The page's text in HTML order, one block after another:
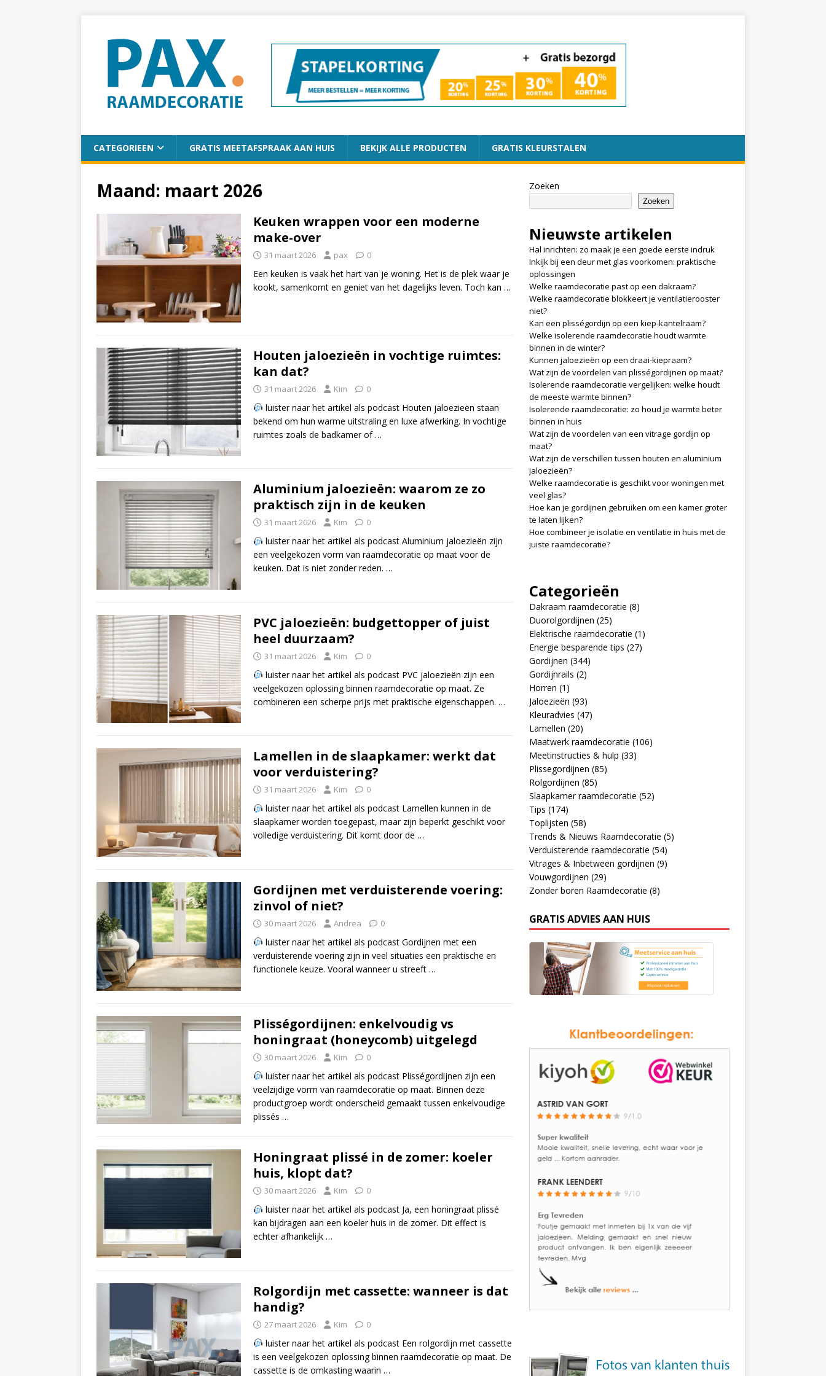
CATEGORIEEN GRATIS MEETAFSPRAAK AAN HUIS BEKIJK ALLE PRODUCTEN GRATIS KLEURSTALEN
Maand: maart 2026
Keuken wrappen voor een moderne
make-over
31 maart 2026 pax 0
Een keuken is vaak het hart van je woning. Het is de plek waar je
kookt, samenkomt en geniet van het dagelijks leven. Toch kan …
Houten jaloezieën in vochtige ruimtes:
kan dat?
31 maart 2026 Kim 0
luister naar het artikel als podcast Houten jaloezieën staan
bekend om hun warme uitstraling en luxe afwerking. In vochtige
ruimtes zoals de badkamer of …
Aluminium jaloezieën: waarom ze zo
praktisch zijn in de keuken
31 maart 2026 Kim 0
luister naar het artikel als podcast Aluminium jaloezieën zijn
een veelgekozen vorm van raamdecoratie op maat voor de
keuken. Dat is niet zonder reden. …
PVC jaloezieën: budgettopper of juist
heel duurzaam?
31 maart 2026 Kim 0
luister naar het artikel als podcast PVC jaloezieën zijn een
veelgekozen oplossing binnen raamdecoratie op maat. Ze
combineren een scherpe prijs met praktische eigenschappen. …
Lamellen in de slaapkamer: werkt dat
voor verduistering?
31 maart 2026 Kim 0
luister naar het artikel als podcast Lamellen kunnen in de
slaapkamer worden toegepast, maar zijn beperkt geschikt voor
volledige verduistering. Dit komt door de …
Gordijnen met verduisterende voering:
zinvol of niet?
30 maart 2026 Andrea 0
luister naar het artikel als podcast Gordijnen met een
verduisterende voering zijn in veel situaties een praktische en
functionele keuze. Vooral wanneer u streeft …
Plisségordijnen: enkelvoudig vs
honingraat (honeycomb) uitgelegd
30 maart 2026 Kim 0
luister naar het artikel als podcast Plisségordijnen zijn een
veelzijdige vorm van raamdecoratie op maat. Binnen deze
productgroep wordt onderscheid gemaakt tussen enkelvoudige
plissés …
Honingraat plissé in de zomer: koeler
huis, klopt dat?
30 maart 2026 Kim 0
luister naar het artikel als podcast Ja, een honingraat plissé
kan bijdragen aan een koeler huis in de zomer. Dit effect is
echter afhankelijk …
Rolgordijn met cassette: wanneer is dat
handig?
27 maart 2026 Kim 0
luister naar het artikel als podcast Een rolgordijn met cassette
is een veelgekozen oplossing binnen raamdecoratie op maat. De
cassette is de omkasting waarin …
Zoeken
Zoeken
Nieuwste artikelen
Hal inrichten: zo maak je een goede eerste indruk
Inkijk bij een deur met glas voorkomen: praktische
oplossingen
Welke raamdecoratie past op een dakraam?
Welke raamdecoratie blokkeert je ventilatierooster
niet?
Kan een plisségordijn op een kiep-kantelraam?
Welke isolerende raamdecoratie houdt warmte
binnen in de winter?
Kunnen jaloezieën op een draai-kiepraam?
Wat zijn de voordelen van plisségordijnen op maat?
Isolerende raamdecoratie vergelijken: welke houdt
de meeste warmte binnen?
Isolerende raamdecoratie: zo houd je warmte beter
binnen in huis
Wat zijn de voordelen van een vitrage gordijn op
maat?
Wat zijn de verschillen tussen houten en aluminium
jaloezieën?
Welke raamdecoratie is geschikt voor woningen met
veel glas?
Hoe kan je gordijnen gebruiken om een kamer groter
te laten lijken?
Hoe combineer je isolatie en ventilatie in huis met de
juiste raamdecoratie?
Categorieën
Dakraam raamdecoratie (8)
Duorolgordijnen (25)
Elektrische raamdecoratie (1)
Energie besparende tips (27)
Gordijnen (344)
Gordijnrails (2)
Horren (1)
Jaloezieën (93)
Kleuradvies (47)
Lamellen (20)
Maatwerk raamdecoratie (106)
Meetinstructies & hulp (33)
Plissegordijnen (85)
Rolgordijnen (85)
Slaapkamer raamdecoratie (52)
Tips (174)
Toplijsten (58)
Trends & Nieuws Raamdecoratie (5)
Verduisterende raamdecoratie (54)
Vitrages & Inbetween gordijnen (9)
Vouwgordijnen (29)
Zonder boren Raamdecoratie (8)
GRATIS ADVIES AAN HUIS